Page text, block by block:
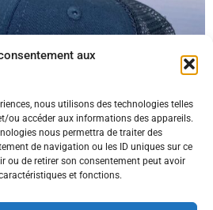
aux
nous utilisons des technologies telles
ou accéder aux informations des appareils.
nous permettra de traiter des
de navigation ou les ID uniques sur ce
ou de retirer son consentement peut avoir
et fonctions.